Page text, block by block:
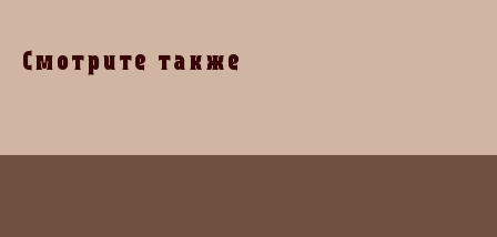
Смотрите также